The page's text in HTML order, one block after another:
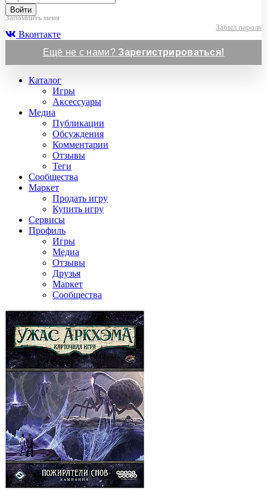
Войти
Запомнить меня
Забыл пароль
Вконтакте
Ещё не с нами?Зарегистрироваться!
Каталог
Игры
Аксессуары
Медиа
Публикации
Обсуждения
Комментарии
Отзывы
Теги
Сообщества
Маркет
Продать игру
Купить игру
Сервисы
Профиль
Игры
Медиа
Отзывы
Друзья
Маркет
Сообщества